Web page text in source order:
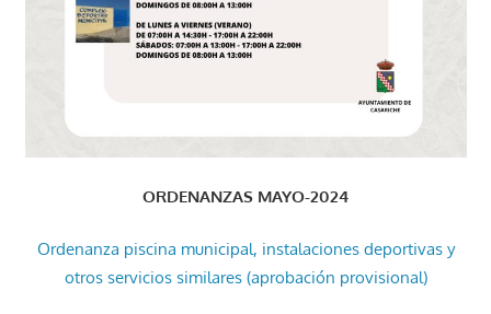
ORDENANZAS MAYO-2024
Ordenanza piscina municipal, instalaciones deportivas y
otros servicios similares (aprobación provisional)